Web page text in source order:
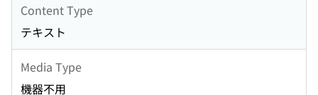
Content Type
テキスト
Media Type
機器不用